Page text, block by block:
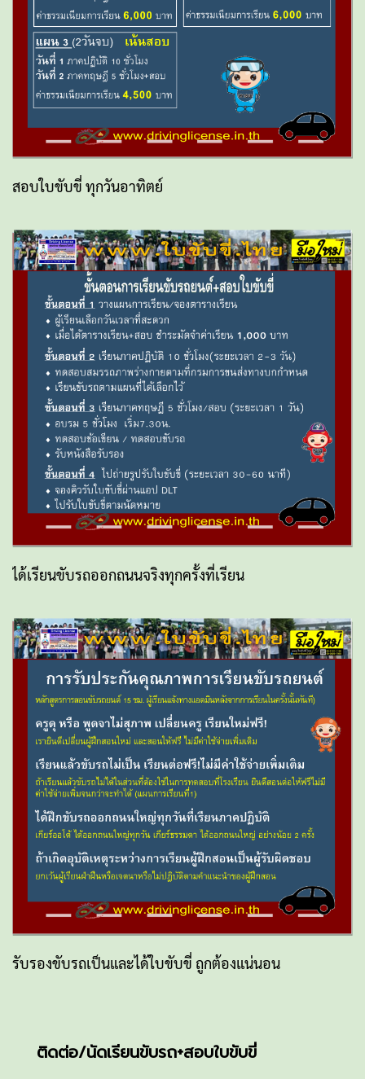
สอบใบขับขี่ ทุกวันอาทิตย์
ได้เรียนขับรถออกถนนจริงทุกครั้งที่เรียน
รับรองขับรถเป็นและได้ใบขับขี่ ถูกต้องแน่นอน
ติดต่อ/นัดเรียนขับรถ+สอบใบขับขี่